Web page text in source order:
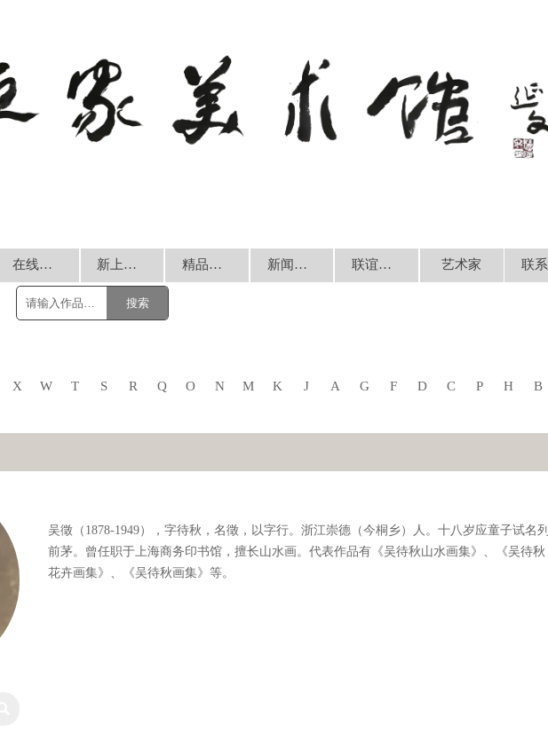
在线销售 新上书画 精品回放 新闻动态 联谊交流 艺术家
搜索
X W T S R Q O N M K J A G F D C P H B
吴徵（1878-1949），字待秋，名徵，以字行。浙江崇德（今桐乡）人。十八岁应童子试名列
前茅。曾任职于上海商务印书馆，擅长山水画。代表作品有《吴待秋山水画集》、《吴待秋
花卉画集》、《吴待秋画集》等。